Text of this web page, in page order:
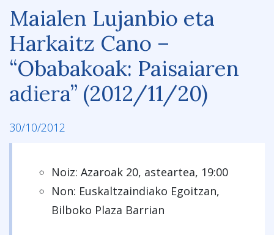
Maialen Lujanbio eta
Harkaitz Cano –
“Obabakoak: Paisaiaren
adiera” (2012/11/20)
30/10/2012
Noiz: Azaroak 20, asteartea, 19:00
Non: Euskaltzaindiako Egoitzan,
Bilboko Plaza Barrian